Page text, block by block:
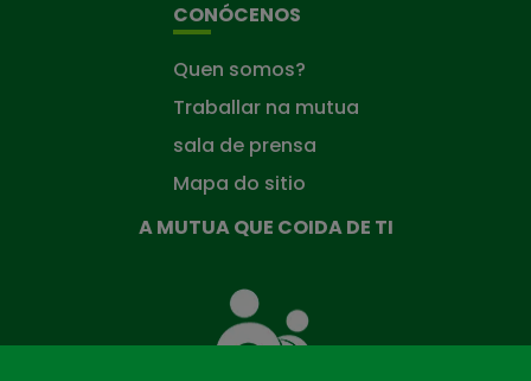
CONÓCENOS
Quen somos?
Traballar na mutua
sala de prensa
Mapa do sitio
A MUTUA QUE COIDA DE TI
Mutua
que